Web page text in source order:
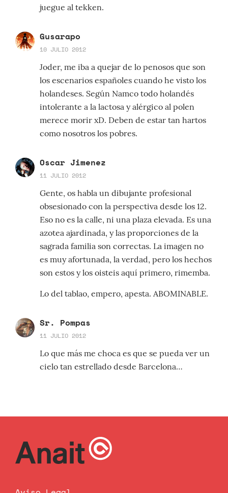
juegue al tekken.
Gusarapo
10 JULIO 2012
Joder, me iba a quejar de lo penosos que son
los escenarios españoles cuando he visto los
holandeses. Según Namco todo holandés
intolerante a la lactosa y alérgico al polen
merece morir xD. Deben de estar tan hartos
como nosotros los pobres.
Oscar Jimenez
11 JULIO 2012
Gente, os habla un dibujante profesional
obsesionado con la perspectiva desde los 12.
Eso no es la calle, ni una plaza elevada. Es una
azotea ajardinada, y las proporciones de la
sagrada familia son correctas. La imagen no
es muy afortunada, la verdad, pero los hechos
son estos y los oisteis aquí primero, rimemba.
Lo del tablao, empero, apesta. ABOMINABLE.
Sr. Pompas
11 JULIO 2012
Lo que más me choca es que se pueda ver un
cielo tan estrellado desde Barcelona…